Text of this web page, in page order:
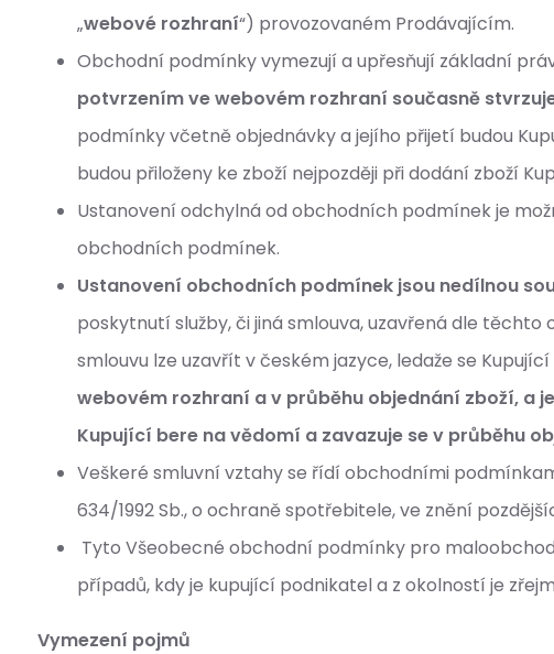
„webové rozhraní“) provozovaném Prodávajícím.
Obchodní podmínky vymezují a upřesňují základní
potvrzením ve webovém rozhraní současně
podmínky včetně objednávky a jejího přijetí budou
budou přiloženy ke zboží nejpozději při dodání zboží
Ustanovení odchylná od obchodních podmínek je
obchodních podmínek.
Ustanovení obchodních podmínek jsou nedílnou
poskytnutí služby, či jiná smlouva, uzavřená dle
smlouvu lze uzavřít v českém jazyce, ledaže se
webovém rozhraní a v průběhu objednání zboží, a
Kupující bere na vědomí a zavazuje se v průběhu
Veškeré smluvní vztahy se řídí obchodními
634/1992 Sb., o ochraně spotřebitele, ve znění
Tyto Všeobecné obchodní podmínky pro
případů, kdy je kupující podnikatel a z okolností je
Vymezení pojmů